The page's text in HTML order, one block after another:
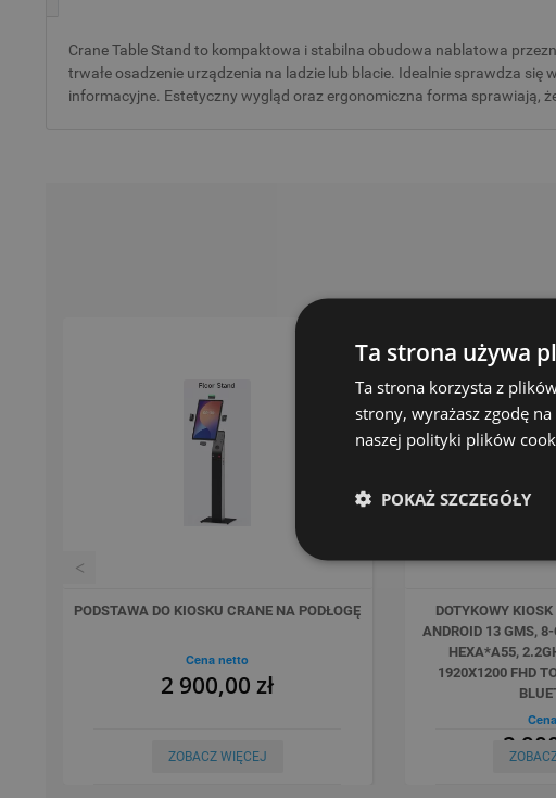
Crane Table Stand to kompaktowa i stabilna obudowa nablatowa
trwałe osadzenie urządzenia na ladzie lub blacie. Idealnie sprawdza
informacyjne. Estetyczny wygląd oraz ergonomiczna forma sprawiają,
PODSTAWA DO KIOSKU CRANE NA PODŁOGĘ
Cena netto
2 900,00 zł
ZOBACZ WIĘCEJ
DOTYKOWY
ANDROID 13 GMS,
HEXA*A55,
1920X1200 FHD
2
<
Ta strona używa
Ta strona korzysta z
strony, wyrażasz zgodę
naszej polityki plików
POKAŻ SZCZEGÓŁY